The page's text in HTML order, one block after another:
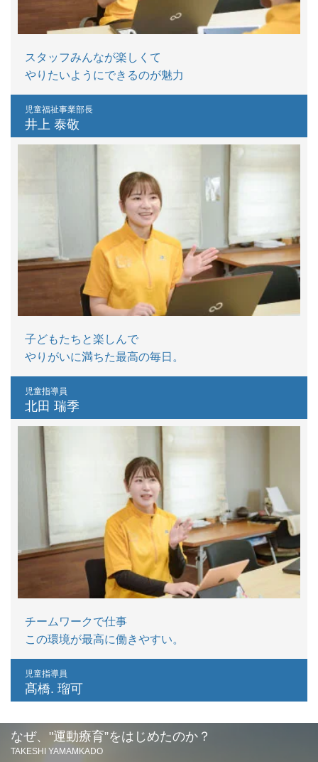
スタッフみんなが楽しくて
やりたいようにできるのが魅力
児童福祉事業部長
井上 泰敬
子どもたちと楽しんで
やりがいに満ちた最高の毎日。
児童指導員
北田 瑞季
チームワークで仕事
この環境が最高に働きやすい。
児童指導員
髙橋. 瑠可
なぜ、"運動療育”をはじめたのか？
TAKESHI YAMAMKADO